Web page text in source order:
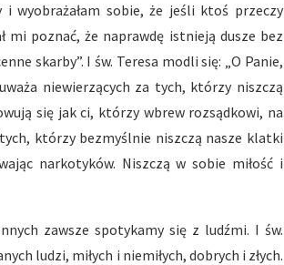
wyobrażałam sobie, że jeśli ktoś przeczy
poznać, że naprawdę istnieją dusze bez
skarby”. I św. Teresa modli się: „O Panie,
niewierzących za tych, którzy niszczą
się jak ci, którzy wbrew rozsądkowi, na
którzy bezmyślnie niszczą nasze klatki
narkotyków. Niszczą w sobie miłość i
zawsze spotykamy się z ludźmi. I św.
ludzi, miłych i niemiłych, dobrych i złych.